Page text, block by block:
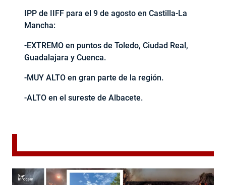
IPP de IIFF para el 9 de agosto en Castilla-La
Mancha:
-EXTREMO en puntos de Toledo, Ciudad Real,
Guadalajara y Cuenca.
-MUY ALTO en gran parte de la región.
-ALTO en el sureste de Albacete.